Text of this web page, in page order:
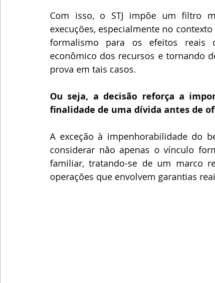
Com isso, o STJ impõe um filtro
execuções, especialmente no
formalismo para os efeitos reais
econômico dos recursos e tornando
prova em tais casos.
Ou seja, a decisão reforça a
finalidade de uma dívida antes de
A exceção à impenhorabilidade do
considerar não apenas o vínculo
familiar, tratando-se de um marco
operações que envolvem garantias